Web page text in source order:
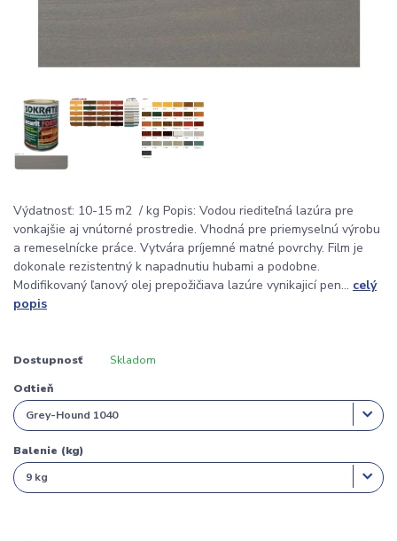
Výdatnosť: 10-15 m2 / kg Popis: Vodou riediteľná lazúra pre
vonkajšie aj vnútorné prostredie. Vhodná pre priemyselnú výrobu
a remeselnícke práce. Vytvára príjemné matné povrchy. Film je
dokonale rezistentný k napadnutiu hubami a podobne.
Modifikovaný ľanový olej prepožičiava lazúre vynikajicí pen... celý
popis
Dostupnosť Skladom
Odtieň
Balenie (kg)